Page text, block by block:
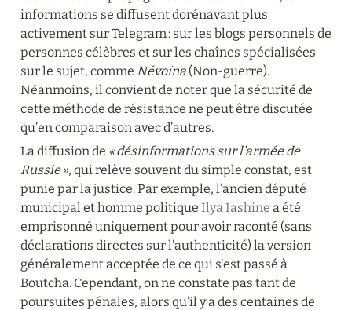
informations se diffusent dorénavant plus
activement sur Telegram : sur les blogs personnels de
personnes célèbres et sur les chaînes spécialisées
sur le sujet, comme Névoïna (Non-guerre).
Néanmoins, il convient de noter que la sécurité de
cette méthode de résistance ne peut être discutée
qu’en comparaison avec d’autres.
La diffusion de « désinformations sur l’armée de
Russie », qui relève souvent du simple constat, est
punie par la justice. Par exemple, l’ancien député
municipal et homme politique Ilya Iashine a été
emprisonné uniquement pour avoir raconté (sans
déclarations directes sur l’authenticité) la version
généralement acceptée de ce qui s’est passé à
Boutcha. Cependant, on ne constate pas tant de
poursuites pénales, alors qu’il y a des centaines de